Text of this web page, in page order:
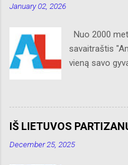
January 02, 2026
Nuo 2000
savaitraštis
vieną savo
skelbtų AL
veiklą, Albino
apie Čikagą
savo seniems
IŠ LIETUVOS
December 25, 2025